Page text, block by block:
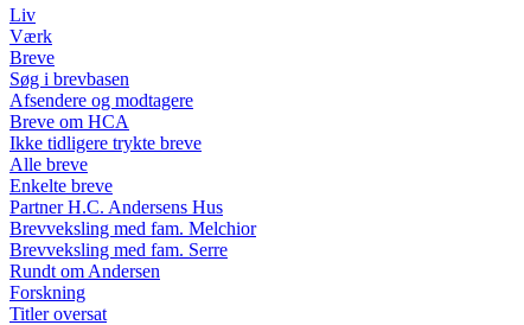
Liv
Værk
Breve
Søg i brevbasen
Afsendere og modtagere
Breve om HCA
Ikke tidligere trykte breve
Alle breve
Enkelte breve
Partner H.C. Andersens Hus
Brevveksling med fam. Melchior
Brevveksling med fam. Serre
Rundt om Andersen
Forskning
Titler oversat